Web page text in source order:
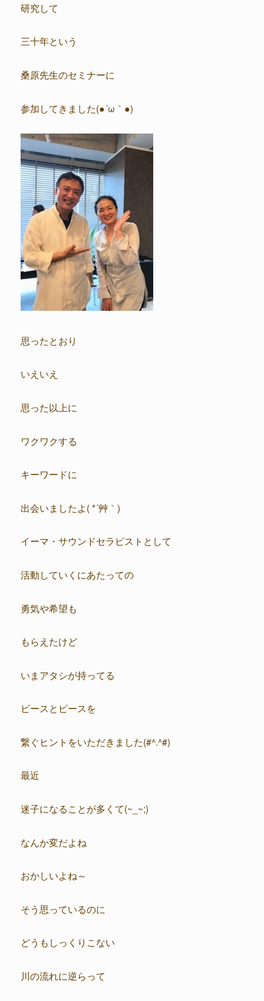
研究して
三十年という
桑原先生のセミナーに
参加してきました(●´ω｀●)
思ったとおり
いえいえ
思った以上に
ワクワクする
キーワードに
出会いましたよ( *´艸｀)
イーマ・サウンドセラピストとして
活動していくにあたっての
勇気や希望も
もらえたけど
いまアタシが持ってる
ピースとピースを
繋ぐヒントをいただきました(#^.^#)
最近
迷子になることが多くて(~_~;)
なんか変だよね
おかしいよね～
そう思っているのに
どうもしっくりこない
川の流れに逆らって